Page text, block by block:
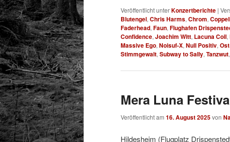
Veröffentlicht unterKonzertberichte |
Blutengel, Chris Harms, Chrom,
Faderhead, Faun, Flughafen
Confidence, Joachim Witt, Lacuna Coil,
Massive Ego, Noisuf-X, Null Positiv,
Stimmgewalt, Subway to Sally, Tanzwut,
Mera Luna
Veröffentlicht am 16. August 2025von
Hildesheim (Flugplatz